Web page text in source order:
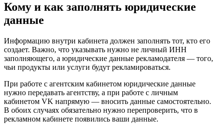
Кому и как заполнять юридические
данные
Информацию внутри кабинета должен заполнять тот, кто его
создает. Важно, что указывать нужно не личный ИНН
заполняющего, а юридические данные рекламодателя — того,
чьи продукты или услуги будут рекламироваться.
При работе с агентским кабинетом юридические данные
нужно передавать агентству, а при работе с личным
кабинетом VK напрямую — вносить данные самостоятельно.
В обоих случаях обязательно нужно перепроверить, что в
рекламном кабинете появились ваши данные.